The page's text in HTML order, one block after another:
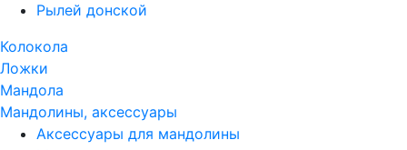
Рылей донской
Колокола
Ложки
Мандола
Мандолины, аксессуары
Аксессуары для мандолины